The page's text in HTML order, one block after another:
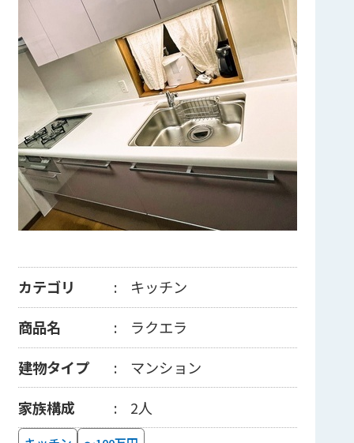
カテゴリ
キッチン
商品名
ラクエラ
建物タイプ
マンション
家族構成
2人